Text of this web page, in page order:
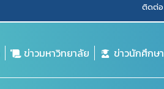
ติดต่อ
ข่าวมหาวิทยาลัย ข่าวนักศึกษา